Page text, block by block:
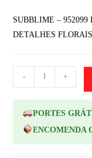
SUBBLIME –
DETALHES
- +
PORTES
ENCOMENDA